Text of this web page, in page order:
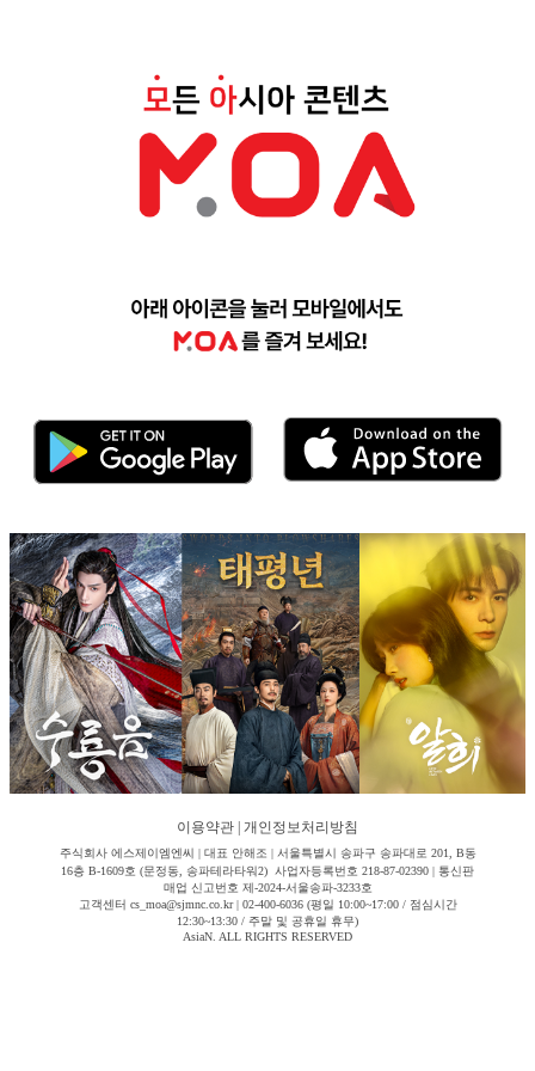
이용약관 개인정보처리방침
주식회사 에스제이엠엔씨 | 대표 안해조 | 서울특별시 송파구 송파대로 201, B동
16층 B-1609호 (문정동, 송파테라타워2) 사업자등록번호 218-87-02390 | 통신판
매업 신고번호 제-2024-서울송파-3233호
고객센터 cs_moa@sjmnc.co.kr | 02-400-6036 (평일 10:00~17:00 / 점심시간
12:30~13:30 / 주말 및 공휴일 휴무)
AsiaN. ALL RIGHTS RESERVED